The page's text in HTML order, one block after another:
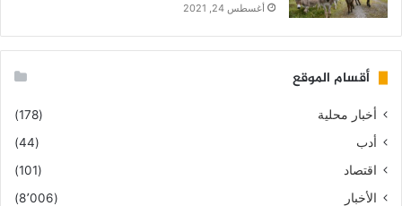
أغسطس 24, 2021
أقسام الموقع
أخبار محلية
(178)
أدب
(44)
اقتصاد
(101)
الأخبار
(8٬006)